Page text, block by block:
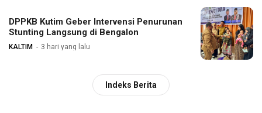
DPPKB Kutim Geber Intervensi Penurunan
Stunting Langsung di Bengalon
KALTIM 3 hari yang lalu
Indeks Berita